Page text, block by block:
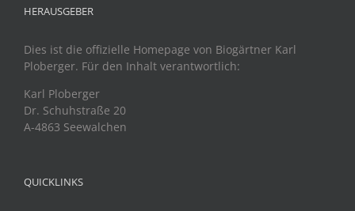
HERAUSGEBER
Dies ist die offizielle Homepage von Biogärtner Karl
Ploberger. Für den Inhalt verantwortlich:
Karl Ploberger
Dr. Schuhstraße 20
A-4863 Seewalchen
QUICKLINKS